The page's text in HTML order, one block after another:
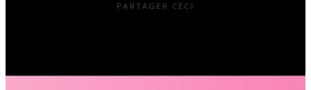
PARTAGER CECI